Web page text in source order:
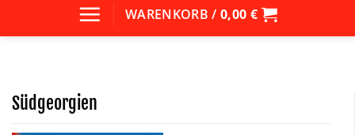
WARENKORB / 0,00 €
Südgeorgien